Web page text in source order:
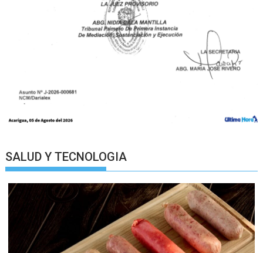
SALUD Y TECNOLOGIA